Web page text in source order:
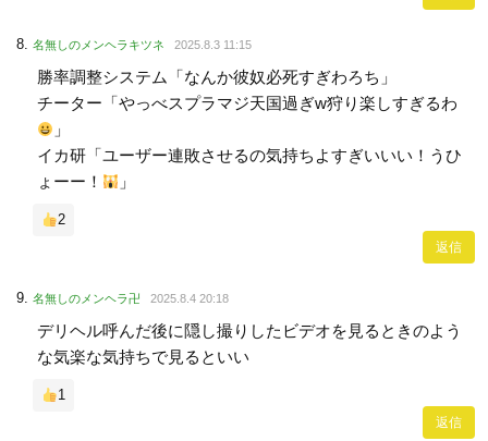
名無しのメンヘラキツネ 2025.8.3 11:15
勝率調整システム「なんか彼奴必死すぎわろち」
チーター「やっべスプラマジ天国過ぎw狩り楽しすぎるわ
」
イカ研「ユーザー連敗させるの気持ちよすぎいいい！うひ
ょーー！
」
2
返信
名無しのメンヘラ卍 2025.8.4 20:18
デリヘル呼んだ後に隠し撮りしたビデオを見るときのよう
な気楽な気持ちで見るといい
1
返信